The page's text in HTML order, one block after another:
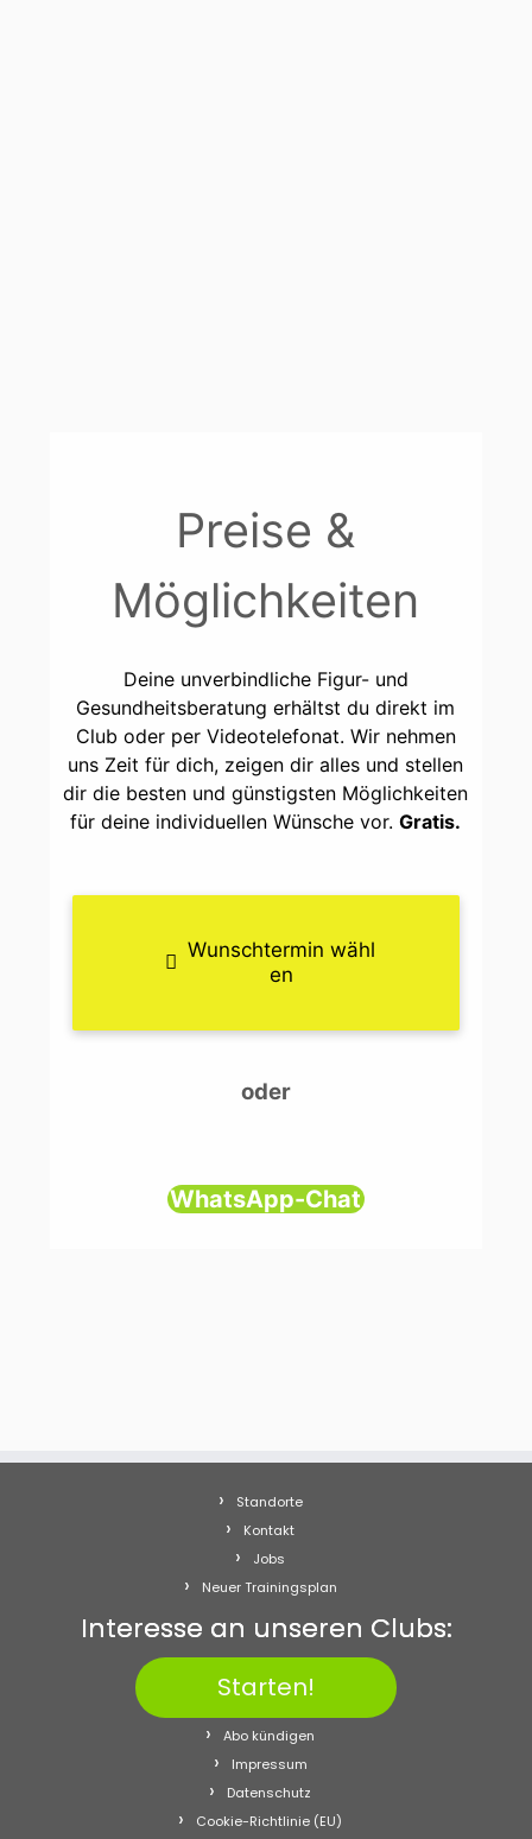
Preise &
Möglichkeiten
Deine unverbindliche Figur- und
Gesundheitsberatung erhältst du direkt im
Club oder per Videotelefonat. Wir nehmen
uns Zeit für dich, zeigen dir alles und stellen
dir die besten und günstigsten Möglichkeiten
für deine individuellen Wünsche vor.Gratis.
Wunschtermin wähl
en
oder
WhatsApp-Chat
Standorte
Kontakt
Jobs
Neuer Trainingsplan
Interesse an unseren Clubs:
Starten!
Abo kündigen
Impressum
Datenschutz
Cookie-Richtlinie (EU)